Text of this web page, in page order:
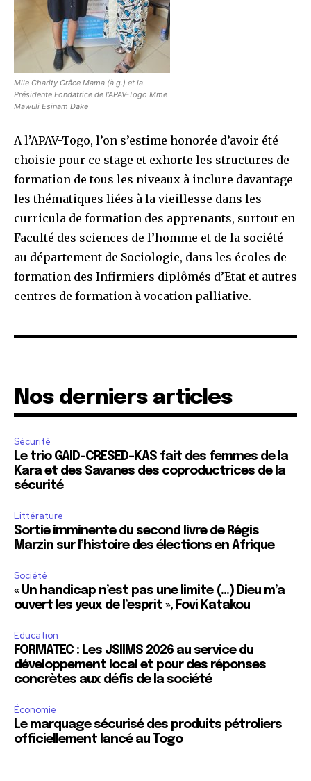
Mlle Charity Grâce Mama (à g.) et la
Présidente Fondatrice de l’APAV-Togo Mme
Mawuli Esinam Dake
A l’APAV-Togo, l’on s’estime honorée d’avoir été
choisie pour ce stage et exhorte les structures de
formation de tous les niveaux à inclure davantage
les thématiques liées à la vieillesse dans les
curricula de formation des apprenants, surtout en
Faculté des sciences de l’homme et de la société
au département de Sociologie, dans les écoles de
formation des Infirmiers diplômés d’Etat et autres
centres de formation à vocation palliative.
Nos derniers articles
Sécurité
Le trio GAID-CRESED-KAS fait des femmes de la
Kara et des Savanes des coproductrices de la
sécurité
Littérature
Sortie imminente du second livre de Régis
Marzin sur l’histoire des élections en Afrique
Société
« Un handicap n’est pas une limite (…) Dieu m’a
ouvert les yeux de l’esprit », Fovi Katakou
Education
FORMATEC : Les JSIIMS 2026 au service du
développement local et pour des réponses
concrètes aux défis de la société
Économie
Le marquage sécurisé des produits pétroliers
officiellement lancé au Togo